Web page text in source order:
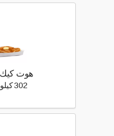
هوت كيك (3
302 كيلو كالوري